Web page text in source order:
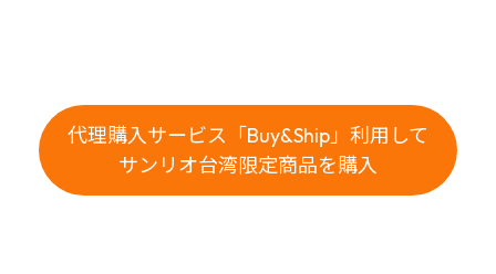
代理購入サービス「Buy&Ship」利用して
サンリオ台湾限定商品を購入